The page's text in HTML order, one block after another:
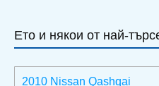
Ето и някои от най-
2010 Nissan Qashqai